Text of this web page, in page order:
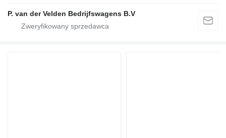
P. van der Velden Bedrijfswagens B.V